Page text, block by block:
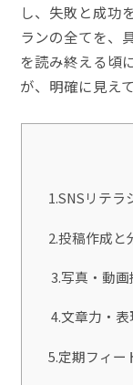
し、失敗と成功
ランの全てを、
を読み終える頃
が、明確に見え
1.SNSリテ
2.投稿作成と
3.写真・動
4.文章力・
5.定期フィー